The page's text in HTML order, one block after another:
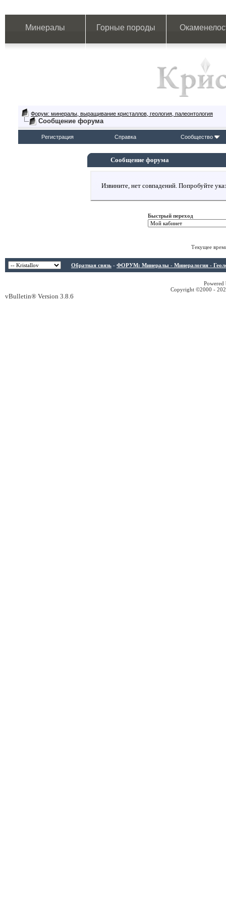
Минералы Горные породы
Форум: минералы, выращивание кристаллов, геология, палеонтология
Сообщение форума
Регистрация Справка Сообщество
Сообщение форума
Извините, нет совпадений. Попробуйте
Быстрый переход
Текущее
Обратная связь - ФОРУМ: Минералы - Минералогия -
Copyright ©2000 -
vBulletin® Version 3.8.6